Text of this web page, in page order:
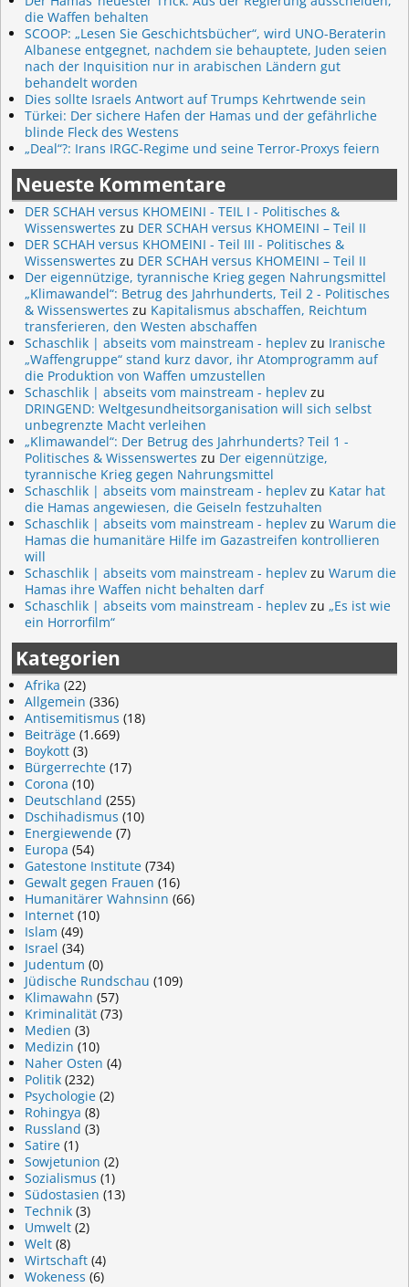
die Waffen behalten
SCOOP: „Lesen Sie Geschichtsbücher“, wird UNO-Beraterin
Albanese entgegnet, nachdem sie behauptete, Juden seien
nach der Inquisition nur in arabischen Ländern gut
behandelt worden
Dies sollte Israels Antwort auf Trumps Kehrtwende sein
Türkei: Der sichere Hafen der Hamas und der gefährliche
blinde Fleck des Westens
„Deal“?: Irans IRGC-Regime und seine Terror-Proxys feiern
Neueste Kommentare
DER SCHAH versus KHOMEINI - TEIL I - Politisches &
Wissenswertes zu DER SCHAH versus KHOMEINI – Teil II
DER SCHAH versus KHOMEINI - Teil III - Politisches &
Wissenswertes zu DER SCHAH versus KHOMEINI – Teil II
Der eigennützige, tyrannische Krieg gegen Nahrungsmittel
„Klimawandel“: Betrug des Jahrhunderts, Teil 2 - Politisches
& Wissenswertes zu Kapitalismus abschaffen, Reichtum
transferieren, den Westen abschaffen
Schaschlik | abseits vom mainstream - heplev zu Iranische
„Waffengruppe“ stand kurz davor, ihr Atomprogramm auf
die Produktion von Waffen umzustellen
Schaschlik | abseits vom mainstream - heplev zu
DRINGEND: Weltgesundheitsorganisation will sich selbst
unbegrenzte Macht verleihen
„Klimawandel“: Der Betrug des Jahrhunderts? Teil 1 -
Politisches & Wissenswertes zu Der eigennützige,
tyrannische Krieg gegen Nahrungsmittel
Schaschlik | abseits vom mainstream - heplev zu Katar hat
die Hamas angewiesen, die Geiseln festzuhalten
Schaschlik | abseits vom mainstream - heplev zu Warum die
Hamas die humanitäre Hilfe im Gazastreifen kontrollieren
will
Schaschlik | abseits vom mainstream - heplev zu Warum die
Hamas ihre Waffen nicht behalten darf
Schaschlik | abseits vom mainstream - heplev zu „Es ist wie
ein Horrorfilm“
Kategorien
Afrika (22)
Allgemein (336)
Antisemitismus (18)
Beiträge (1.669)
Boykott (3)
Bürgerrechte (17)
Corona (10)
Deutschland (255)
Dschihadismus (10)
Energiewende (7)
Europa (54)
Gatestone Institute (734)
Gewalt gegen Frauen (16)
Humanitärer Wahnsinn (66)
Internet (10)
Islam (49)
Israel (34)
Judentum (0)
Jüdische Rundschau (109)
Klimawahn (57)
Kriminalität (73)
Medien (3)
Medizin (10)
Naher Osten (4)
Politik (232)
Psychologie (2)
Rohingya (8)
Russland (3)
Satire (1)
Sowjetunion (2)
Sozialismus (1)
Südostasien (13)
Technik (3)
Umwelt (2)
Welt (8)
Wirtschaft (4)
Wokeness (6)